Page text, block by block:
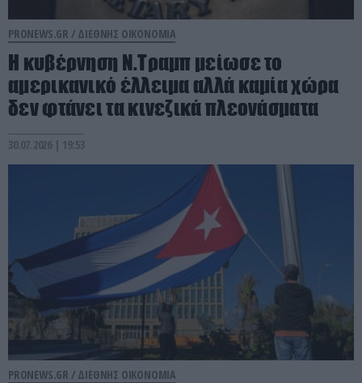
PRONEWS.GR / ΔΙΕΘΝΗΣ ΟΙΚΟΝΟΜΙΑ
Η κυβέρνηση Ν.Τραμπ μείωσε το
αμερικανικό έλλειμα αλλά καμία χώρα
δεν φτάνει τα κινεζικά πλεονάσματα
30.07.2026 | 19:53
PRONEWS.GR / ΔΙΕΘΝΗΣ ΟΙΚΟΝΟΜΙΑ